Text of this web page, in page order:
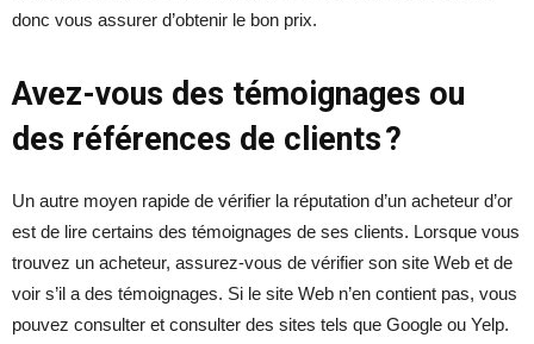
donc vous assurer d’obtenir le bon prix.
Avez-vous des témoignages ou
des références de clients ?
Un autre moyen rapide de vérifier la réputation d’un acheteur d’or
est de lire certains des témoignages de ses clients. Lorsque vous
trouvez un acheteur, assurez-vous de vérifier son site Web et de
voir s’il a des témoignages. Si le site Web n’en contient pas, vous
pouvez consulter et consulter des sites tels que Google ou Yelp.